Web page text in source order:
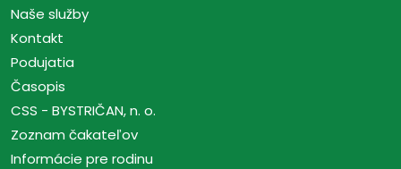
Naše služby
Kontakt
Podujatia
Časopis
CSS - BYSTRIČAN, n. o.
Zoznam čakateľov
Informácie pre rodinu